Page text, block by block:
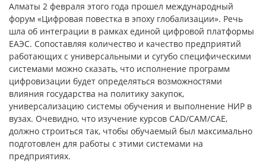
Алматы 2 февраля этого года прошел международный
форум «Цифровая повестка в эпоху глобализации». Речь
шла об интеграции в рамках единой цифровой платформы
ЕАЭС. Сопоставляя количество и качество предприятий
работающих с универсальными и сугубо специфическими
системами можно сказать, что исполнение программ
цифровизации будет определяться возможностями
влияния государства на политику закупок,
универсализацию системы обучения и выполнение НИР в
вузах. Очевидно, что изучение курсов CAD/CAM/CAE,
должно строиться так, чтобы обучаемый был максимально
подготовлен для работы с этими системами на
предприятиях.